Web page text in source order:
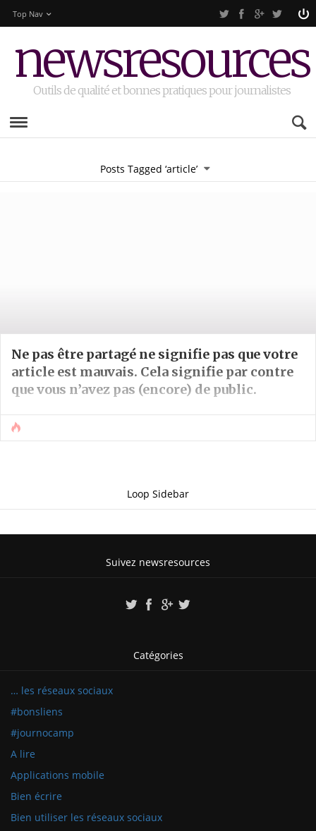
Top Nav
newsresources
Outils de qualité et bonnes pratiques pour journalistes
Posts Tagged ‘article’
Ne pas être partagé ne signifie pas que votre
article est mauvais. Cela signifie par contre
que vous n’avez pas (encore) de public.
Loop Sidebar
Suivez newsresources
Catégories
… les réseaux sociaux
#bonsliens
#journocamp
A lire
Applications mobile
Bien écrire
Bien utiliser les réseaux sociaux